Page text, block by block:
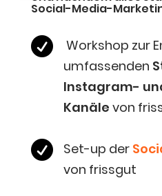
Social-Media-

Work­shop zur
umfas­sen­den
Insta­gram-
Kanä­le von
 Set-up der
von frissgut